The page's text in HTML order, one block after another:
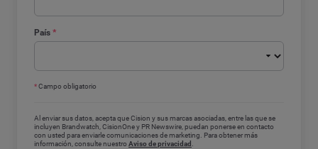
País *
*Campo obligatorio
Al enviar sus datos, acepta que Cision y sus marcas asociadas, entre las que se
incluyen Brandwatch, CisionOne y PR Newswire, puedan ponerse en contacto
con usted para enviarle comunicaciones de marketing. Para obtener más
información, consulte nuestro Aviso de privacidad .